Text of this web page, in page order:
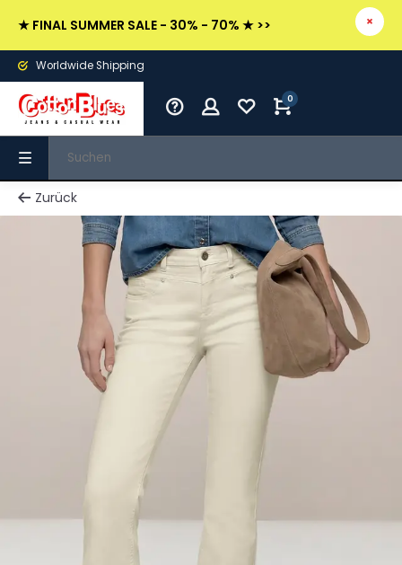
★ FINAL SUMMER SALE - 30% - 70% ★ >>
Worldwide Shipping
0
Zurück